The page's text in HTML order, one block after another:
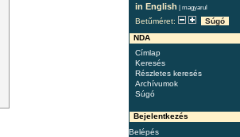
in English | magyarul
Betűméret:
Súgó
NDA
Címlap
Keresés
Részletes keresés
Archívumok
Súgó
Bejelentkezés
Belépés